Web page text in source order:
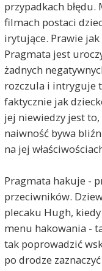
przypadkach
filmach postaci
irytujące. Prawie
Pragmata jest
żadnych
rozczula i intryguje
faktycznie jak
jej niewiedzy jest
naiwność bywa
na jej
Pragmata hakuje -
przeciwników.
plecaku Hugh,
menu hakowania -
tak poprowadzić
po drodze